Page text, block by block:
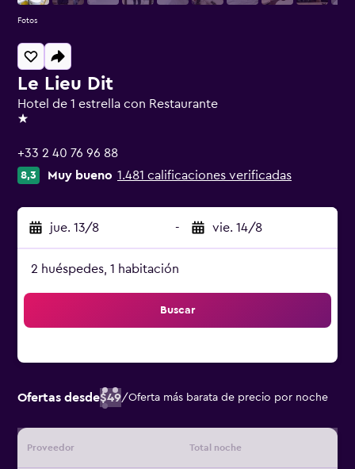
Le Lieu Dit
Hotel de 1 estrella con Restaurante
1 estrella
+33 2 40 76 96 88
8,3 Muy bueno 1.481 calificaciones verificadas
jue. 13/8 - vie. 14/8
2 huéspedes, 1 habitación
Buscar
Ofertas desde$49/Oferta más barata de precio por noche
Proveedor Total noche
Fotos